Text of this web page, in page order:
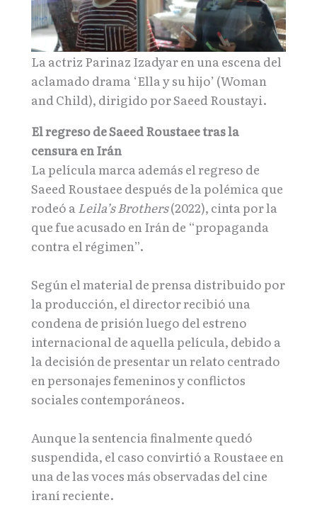
La actriz Parinaz Izadyar en una escena del
aclamado drama ‘Ella y su hijo’ (Woman
and Child), dirigido por Saeed Roustayi.
El regreso de Saeed Roustaee tras la
censura en Irán
La película marca además el regreso de
Saeed Roustaee después de la polémica que
rodeó a Leila’s Brothers(2022), cinta por la
que fue acusado en Irán de “propaganda
contra el régimen”.
Según el material de prensa distribuido por
la producción, el director recibió una
condena de prisión luego del estreno
internacional de aquella película, debido a
la decisión de presentar un relato centrado
en personajes femeninos y conflictos
sociales contemporáneos.
Aunque la sentencia finalmente quedó
suspendida, el caso convirtió a Roustaee en
una de las voces más observadas del cine
iraní reciente.